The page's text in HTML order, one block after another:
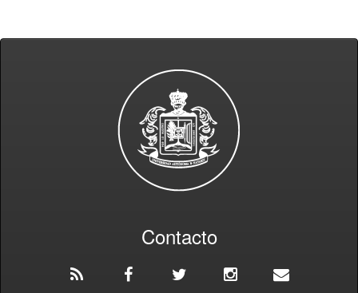
Contacto